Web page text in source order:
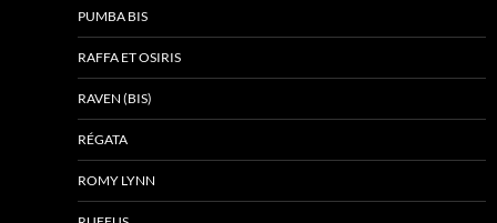
PUMBA BIS
RAFFA ET OSIRIS
RAVEN (BIS)
RÉGATA
ROMY LYNN